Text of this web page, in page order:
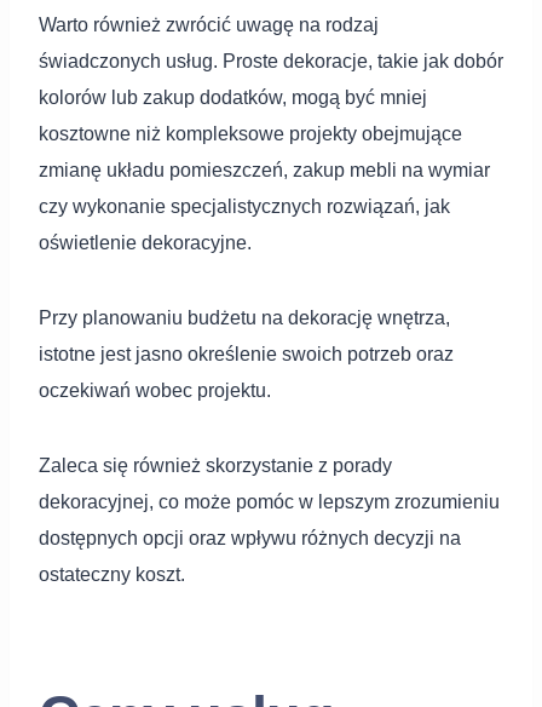
Warto również zwrócić uwagę na rodzaj
świadczonych usług. Proste dekoracje, takie jak dobór
kolorów lub zakup dodatków, mogą być mniej
kosztowne niż kompleksowe projekty obejmujące
zmianę układu pomieszczeń, zakup mebli na wymiar
czy wykonanie specjalistycznych rozwiązań, jak
oświetlenie dekoracyjne.
Przy planowaniu budżetu na dekorację wnętrza,
istotne jest jasno określenie swoich potrzeb oraz
oczekiwań wobec projektu.
Zaleca się również skorzystanie z porady
dekoracyjnej, co może pomóc w lepszym zrozumieniu
dostępnych opcji oraz wpływu różnych decyzji na
ostateczny koszt.